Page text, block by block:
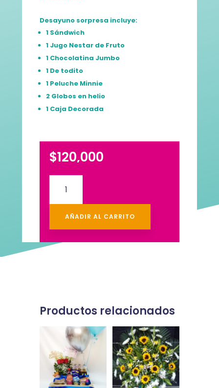
Desayuno sorpresa incluye:
1 Sándwich
1 Jugo Nestar de Fruto
1 Chocolatina Jumbo
1 De todito
1 Peluche Minnie
2 Globos en helio
1 Caja Decorada
$120,000
sorpresa
Cajita+Minnie
cantidadAÑADIR AL CARRITO
Productos relacionados